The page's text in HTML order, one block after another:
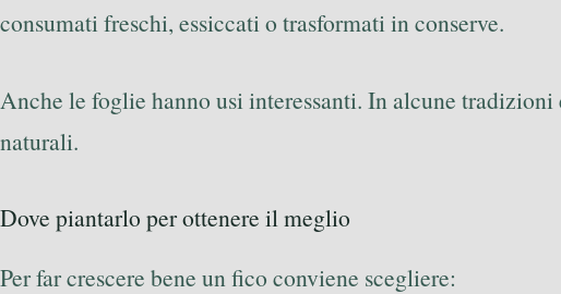
consumati freschi, essiccati o trasformati in conserve.
Anche le foglie hanno usi interessanti. In alcune
naturali.
Dove piantarlo per ottenere il meglio
Per far crescere bene un fico conviene scegliere: